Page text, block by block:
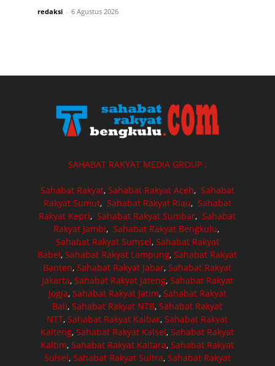
redaksi - 6 Agustus 2026
SAHABAT RAKYAT MEDIA GROUP :
Sahabat Rakyat, Sahabat Rakyat Aceh, Sahabat
Rakyat Sumut, Sahabat Rakyat Riau, Sahabat
Rakyat Kepri,Sahabat Rakyat Sumbar,Sahabat
Rakyat Jambi, Sahabat Rakyat Bengkulu,
Sahabat Rakyat Sumsel, Sahabat Rakyat
Babel,Sahabat Rakyat Lampung,Sahabat Rakyat
Banten,Sahabat Rakyat Jabar,Sahabat Rakyat
Jakarta, Sahabat Rakyat Jateng, Sahabat Rakyat
Jogja, Sahabat Rakyat Jatim, Sahabat Rakyat
Bali,Sahabat Rakyat NTB,Sahabat Rakyat
NTT,Sahabat Rakyat Kalbar,Sahabat Rakyat
Kalteng,Sahabat Rakyat Kalsel,Sahabat Rakyat
Kaltim,Sahabat Rakyat Kaltara,Sahabat Rakyat
Sulsel, Sahabat Rakyat Sultra, Sahabat Rakyat